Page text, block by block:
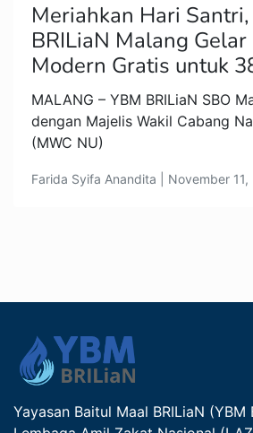
Meriahkan Hari Santri,
BRILiaN Malang Gelar
Modern Gratis untuk
MALANG – YBM BRILiaN SBO
dengan Majelis Wakil Cabang
(MWC NU)
Farida Syifa Anandita | November 11,
Yayasan Baitul Maal BRILiaN (YBM